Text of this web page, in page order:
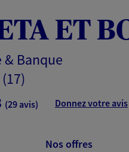
ET
& Banque
(29 avis) Donnez votre avis
Nos offres